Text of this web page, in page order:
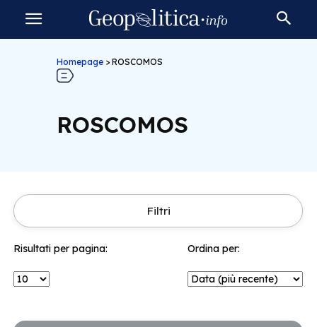
Homepage > ROSCOMOS
ROSCOMOS
Filtri
Risultati per pagina: Ordina per: